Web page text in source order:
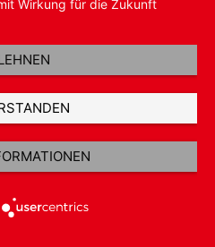
Wirkung für die Zukunft